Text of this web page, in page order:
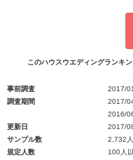
このハウスウエディングランキ
事前調査
2017/
調査期間
2017/
2016/
更新日
2017/
サンプル数
2,732
規定人数
100人